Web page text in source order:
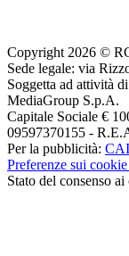
Copyright 2026 ©
Sede legale: via
Soggetta ad attività
MediaGroup S.p.A.
Capitale Sociale €
09597370155 -
Per la pubblicità:
Preferenze sui cookie
Stato del consenso ai